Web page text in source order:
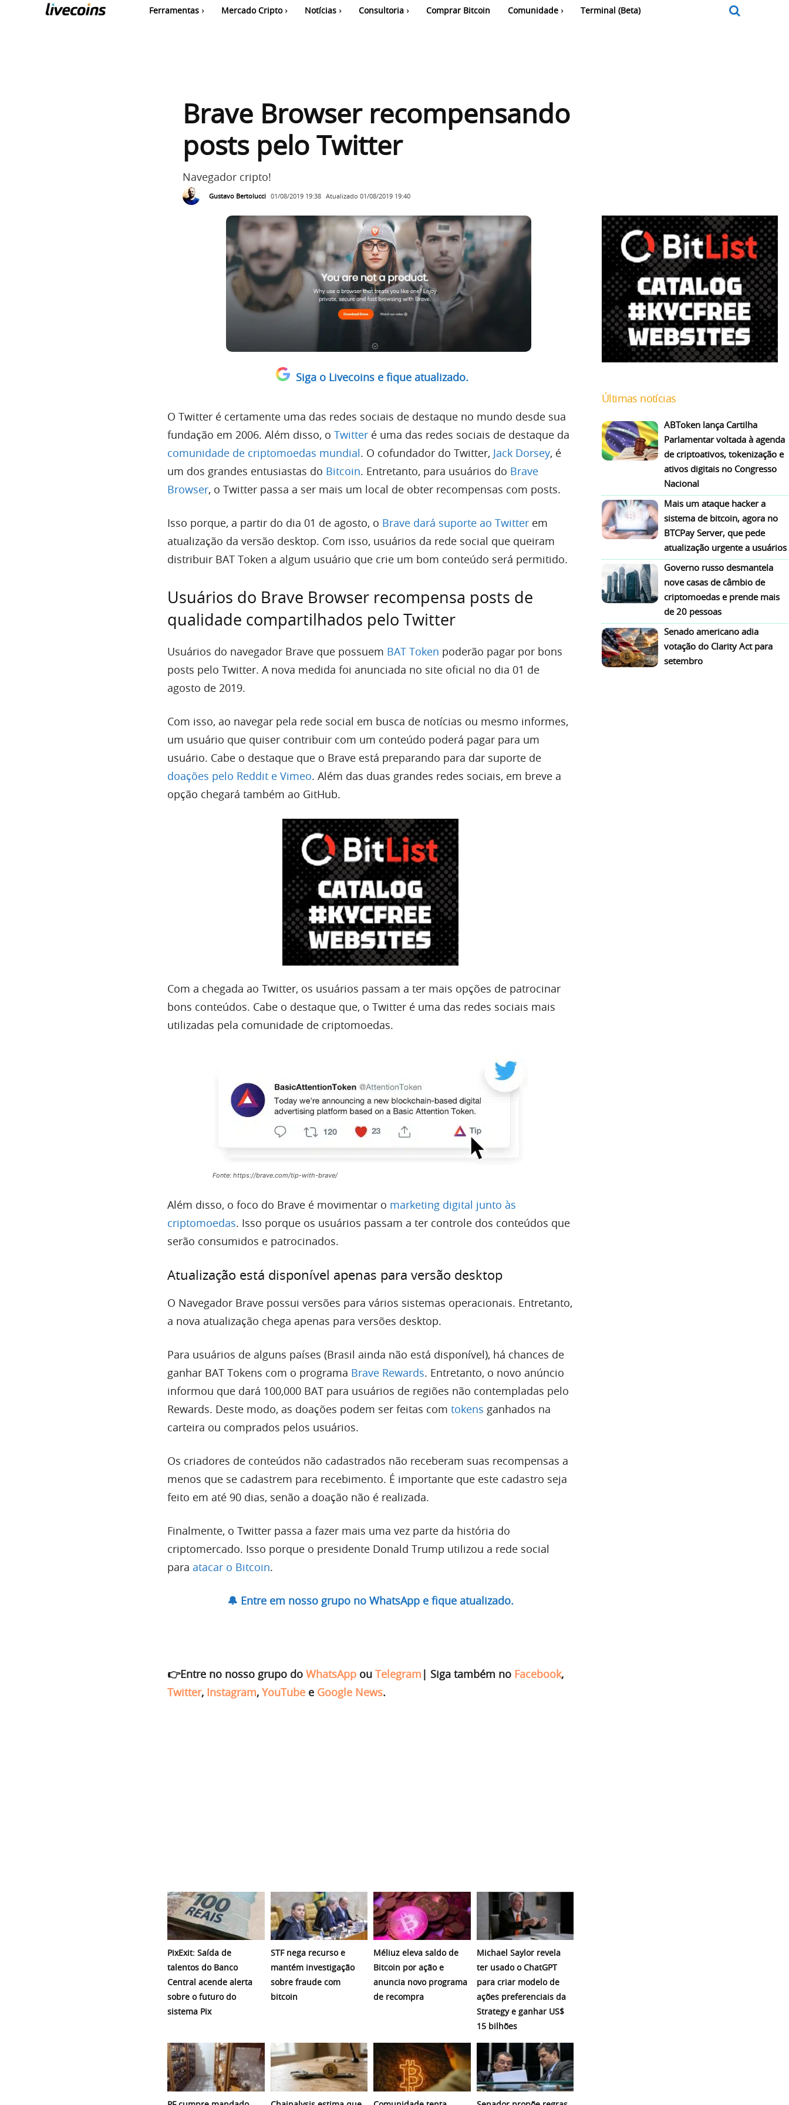
Ferramentas Mercado Cripto Notícias Consultoria Comprar Bitcoin Comunidade Terminal (Beta)
Brave Browser recompensando
posts pelo Twitter
Navegador cripto!
Gustavo Bertolucci 01/08/2019 19:38 Atualizado 01/08/2019 19:40
Siga o Livecoins e fique atualizado.
O Twitter é certamente uma das redes sociais de destaque no mundo desde sua
fundação em 2006. Além disso, o Twitter é uma das redes sociais de destaque da
comunidade de criptomoedas mundial. O cofundador do Twitter, Jack Dorsey, é
um dos grandes entusiastas do Bitcoin. Entretanto, para usuários do Brave
Browser, o Twitter passa a ser mais um local de obter recompensas com posts.
Isso porque, a partir do dia 01 de agosto, o Brave dará suporte ao Twitter em
atualização da versão desktop. Com isso, usuários da rede social que queiram
distribuir BAT Token a algum usuário que crie um bom conteúdo será permitido.
Usuários do Brave Browser recompensa posts de
qualidade compartilhados pelo Twitter
Usuários do navegador Brave que possuem BAT Token poderão pagar por bons
posts pelo Twitter. A nova medida foi anunciada no site oficial no dia 01 de
agosto de 2019.
Com isso, ao navegar pela rede social em busca de notícias ou mesmo informes,
um usuário que quiser contribuir com um conteúdo poderá pagar para um
usuário. Cabe o destaque que o Brave está preparando para dar suporte de
doações pelo Reddit e Vimeo. Além das duas grandes redes sociais, em breve a
opção chegará também ao GitHub.
Com a chegada ao Twitter, os usuários passam a ter mais opções de patrocinar
bons conteúdos. Cabe o destaque que, o Twitter é uma das redes sociais mais
utilizadas pela comunidade de criptomoedas.
Fonte: https://brave.com/tip-with-brave/
Além disso, o foco do Brave é movimentar o marketing digital junto às
criptomoedas. Isso porque os usuários passam a ter controle dos conteúdos que
serão consumidos e patrocinados.
Atualização está disponível apenas para versão desktop
O Navegador Brave possui versões para vários sistemas operacionais. Entretanto,
a nova atualização chega apenas para versões desktop.
Para usuários de alguns países (Brasil ainda não está disponível), há chances de
ganhar BAT Tokens com o programa Brave Rewards. Entretanto, o novo anúncio
informou que dará 100,000 BAT para usuários de regiões não contempladas pelo
Rewards. Deste modo, as doações podem ser feitas com tokens ganhados na
carteira ou comprados pelos usuários.
Os criadores de conteúdos não cadastrados não receberam suas recompensas a
menos que se cadastrem para recebimento. É importante que este cadastro seja
feito em até 90 dias, senão a doação não é realizada.
Finalmente, o Twitter passa a fazer mais uma vez parte da história do
criptomercado. Isso porque o presidente Donald Trump utilizou a rede social
para atacar o Bitcoin.
🔔 Entre em nosso grupo no WhatsApp e fique atualizado.
👉Entre no nosso grupo do WhatsApp ou Telegram | Siga também no Facebook,
Twitter, Instagram, YouTube e Google News.
PixExit: Saída de
talentos do Banco
Central acende alerta
sobre o futuro do
sistema Pix
STF nega recurso e
mantém investigação
sobre fraude com
bitcoin
Méliuz eleva saldo de
Bitcoin por ação e
anuncia novo programa
de recompra
Michael Saylor revela
ter usado o ChatGPT
para criar modelo de
ações preferenciais da
Strategy e ganhar US$
15 bilhões
Últimas notícias
ABToken lança Cartilha
Parlamentar voltada à agenda
de criptoativos, tokenização e
ativos digitais no Congresso
Nacional
Mais um ataque hacker a
sistema de bitcoin, agora no
BTCPay Server, que pede
atualização urgente a usuários
Governo russo desmantela
nove casas de câmbio de
criptomoedas e prende mais
de 20 pessoas
Senado americano adia
votação do Clarity Act para
setembro